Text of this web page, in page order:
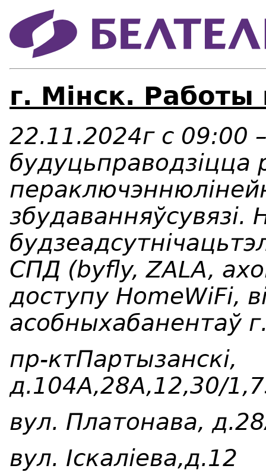
г. Мінск. Работы
22.11.2024г с 09:00
будуцьправодзіцца
СПД (byfly, ZALA,
доступу HomeWiFi,
асобныхабанентаў
пр-ктПартызанскi,
д.104А,28А,12,30/
вул. Платонава,
вул. Iскалiева,д.12